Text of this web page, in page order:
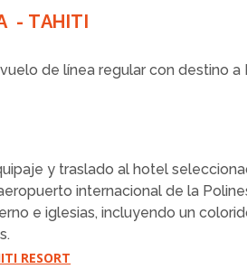
- TAHITI
de línea regular con destino a
y traslado al hotel
internacional de la
e iglesias, incluyendo un
RESORT